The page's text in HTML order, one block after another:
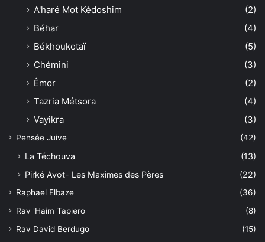
A'haré Mot Kédoshim
(2)
Béhar
(4)
Békhoukotaï
(5)
Chémini
(3)
Êmor
(2)
Tazria Métsora
(4)
Vayikra
(3)
Pensée Juive (42)
La Téchouva
(13)
Pirké Avot- Les Maximes des Pères
(22)
Raphael Elbaze
(36)
Rav 'Haim Tapiero
(8)
Rav David Berdugo
(15)